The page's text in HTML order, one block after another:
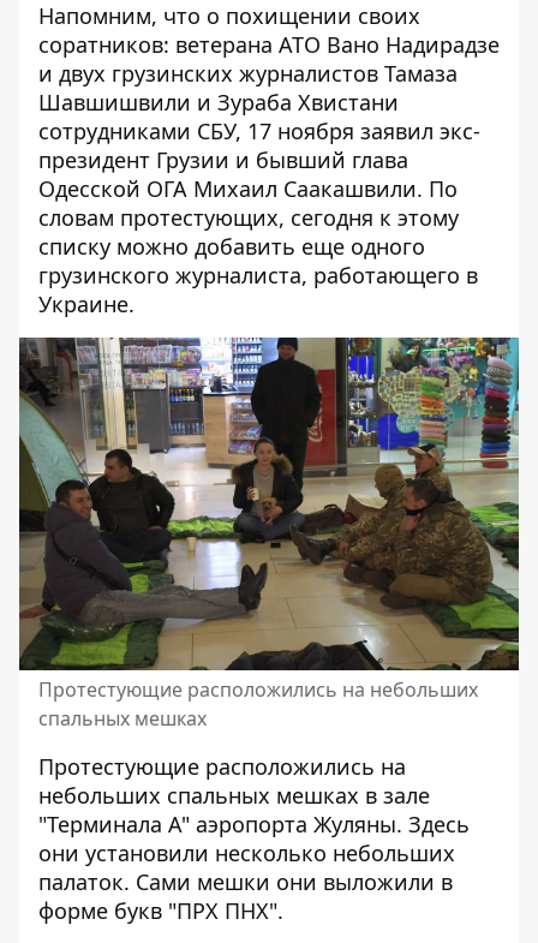
Напомним, что о похищении своих
соратников: ветерана АТО Вано Надирадзе
и двух грузинских журналистов Тамаза
Шавшишвили и Зураба Хвистани
сотрудниками СБУ, 17 ноября заявил экс-
президент Грузии и бывший глава
Одесской ОГА Михаил Саакашвили. По
словам протестующих, сегодня к этому
списку можно добавить еще одного
грузинского журналиста, работающего в
Украине.
Протестующие расположились на небольших
спальных мешках
Протестующие расположились на
небольших спальных мешках в зале
"Терминала А" аэропорта Жуляны. Здесь
они установили несколько небольших
палаток. Сами мешки они выложили в
форме букв "ПРХ ПНХ".